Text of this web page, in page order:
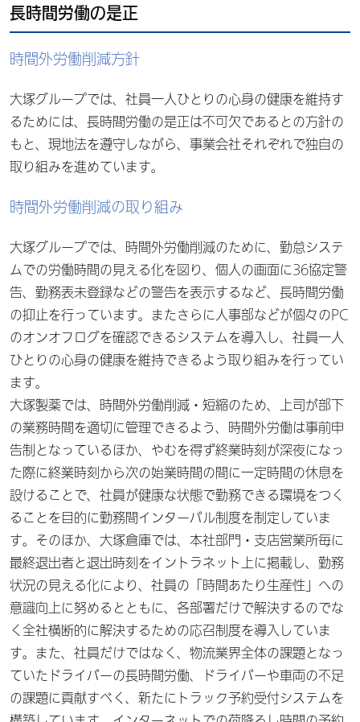
長時間労働の是正
時間外労働削減方針
大塚グループでは、社員一人ひとりの心身の健康を維持す
るためには、長時間労働の是正は不可欠であるとの方針の
もと、現地法を遵守しながら、事業会社それぞれで独自の
取り組みを進めています。
時間外労働削減の取り組み
大塚グループでは、時間外労働削減のために、勤怠システ
ムでの労働時間の見える化を図り、個人の画面に36協定警
告、勤務表未登録などの警告を表示するなど、長時間労働
の抑止を行っています。またさらに人事部などが個々のPC
のオンオフログを確認できるシステムを導入し、社員一人
ひとりの心身の健康を維持できるよう取り組みを行ってい
ます。
大塚製薬では、時間外労働削減・短縮のため、上司が部下
の業務時間を適切に管理できるよう、時間外労働は事前申
告制となっているほか、やむを得ず終業時刻が深夜になっ
た際に終業時刻から次の始業時間の間に一定時間の休息を
設けることで、社員が健康な状態で勤務できる環境をつく
ることを目的に勤務間インターバル制度を制定していま
す。そのほか、大塚倉庫では、本社部門・支店営業所毎に
最終退出者と退出時刻をイントラネット上に掲載し、勤務
状況の見える化により、社員の「時間あたり生産性」への
意識向上に努めるとともに、各部署だけで解決するのでな
く全社横断的に解決するための応召制度を導入していま
す。また、社員だけではなく、物流業界全体の課題となっ
ていたドライバーの長時間労働、ドライバーや車両の不足
の課題に貢献すべく、新たにトラック予約受付システムを